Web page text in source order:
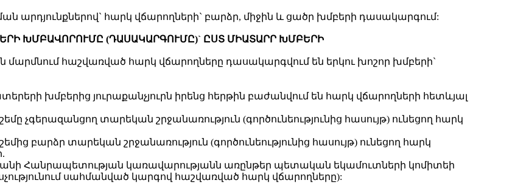
արդյունքներով` հարկ վճարողների` բարձր, միջին և ցածր խմբերի դասակարգում:
ԽՄԲԱՎՈՐՈՒՄԸ (ԴԱՍԱԿԱՐԳՈՒՄԸ)` ԸՍՏ ՄԻԱՏԱՐՐ ԽՄԲԵՐԻ
մարմնում հաշվառված հարկ վճարողները դասակարգվում են երկու խոշոր խմբերի`
խմբերից յուրաքանչյուրն իրենց հերթին բաժանվում են հարկ վճարողների հետևյալ
չգերազանցող տարեկան շրջանառություն (գործունեությունից հասույթ) ունեցող հարկ
բարձր տարեկան շրջանառություն (գործունեությունից հասույթ) ունեցող հարկ
Հանրապետության կառավարությանն առընթեր պետական եկամուտների կոմիտեի
սահմանված կարգով հաշվառված հարկ վճարողները):